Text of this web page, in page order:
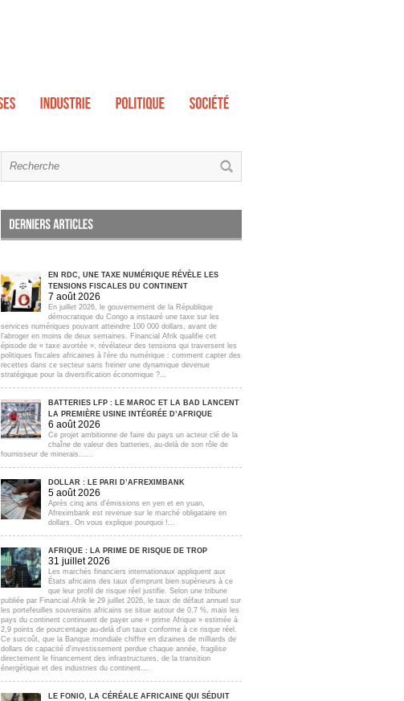
EN RDC, UNE TAXE NUMÉRIQUE RÉVÈLE LES
TENSIONS FISCALES DU CONTINENT
7 août 2026
En juillet 2026, le gouvernement de la République
démocratique du Congo a instauré une taxe sur les
services numériques pouvant atteindre 100 000 dollars, avant de
l'abroger en moins de deux semaines. Financial Afrik qualifie cet
épisode de « taxe avortée », révélateur des tensions qui traversent les
politiques fiscales africaines à l'ère du numérique : comment capter des
recettes dans ce secteur sans freiner une dynamique devenue
stratégique pour la diversification économique ?...
BATTERIES LFP : LE MAROC ET LA BAD LANCENT
LA PREMIÈRE USINE INTÉGRÉE D’AFRIQUE
6 août 2026
Ce projet ambitionne de faire du pays un acteur clé de la
chaîne de valeur des batteries, au-delà de son rôle de
fournisseur de minerais......
DOLLAR : LE PARI D’AFREXIMBANK
5 août 2026
Après cinq ans d'émissions en yen et en yuan,
Afreximbank est revenue sur le marché obligataire en
dollars. On vous explique pourquoi !...
AFRIQUE : LA PRIME DE RISQUE DE TROP
31 juillet 2026
Les marchés financiers internationaux appliquent aux
États africains des taux d'emprunt bien supérieurs à ce
que leur profil de risque réel justifie. Selon une tribune
publiée par Financial Afrik le 29 juillet 2026, le taux de défaut annuel sur
les portefeuilles souverains africains se situe autour de 0,7 %, mais les
pays du continent continuent de payer une « prime Afrique » estimée à
2,9 points de pourcentage au-delà d'un taux conforme à ce risque réel.
Ce surcoût, que la Banque mondiale chiffre en dizaines de milliards de
dollars de capacité d'investissement perdue chaque année, fragilise
directement le financement des infrastructures, de la transition
énergétique et des industries du continent....
LE FONIO, LA CÉRÉALE AFRICAINE QUI SÉDUIT